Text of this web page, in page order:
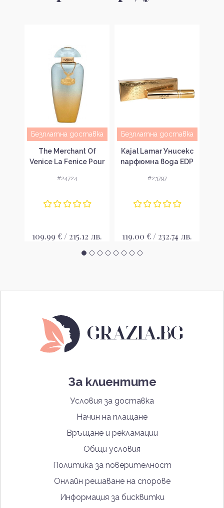
Безплатна доставка
The Merchant Of
Venice La Fenice Pour
вода за жени EDP
#24724
109.99 € / 215.12 лв.
Безплатна доставка
Kajal Lamar Унисекс
парфюмна вода EDP
#23797
119.00 € / 232.74 лв.
За клиентите
Условия за доставка
Начин на плащане
Връщане и рекламации
Общи условия
Политика за поверителност
Онлайн решаване на спорове
Информация за бисквитки